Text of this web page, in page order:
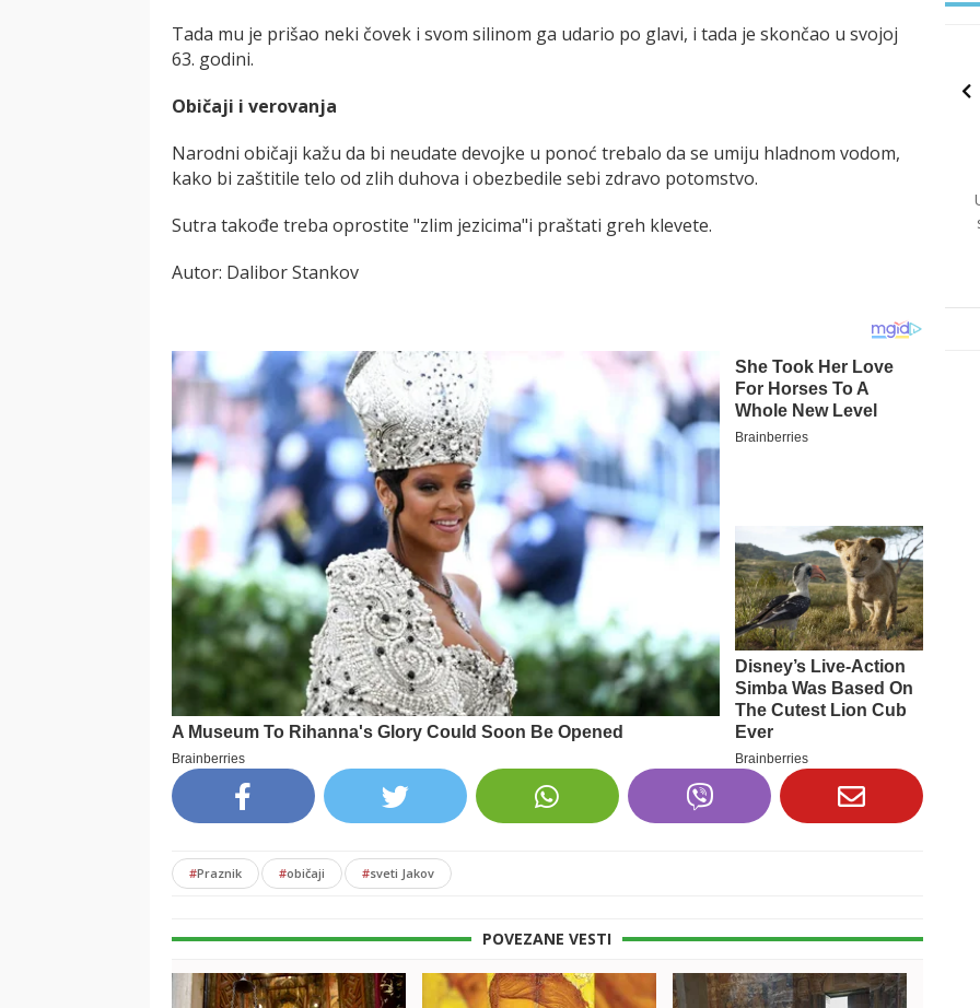
Tada mu je prišao neki čovek i svom silinom ga udario po glavi, i tada je skončao u svojoj
63. godini.
Običaji i verovanja
Narodni običaji kažu da bi neudate devojke u ponoć trebalo da se umiju hladnom vodom,
kako bi zaštitile telo od zlih duhova i obezbedile sebi zdravo potomstvo.
Sutra takođe treba oprostite "zlim jezicima"i praštati greh klevete.
Autor: Dalibor Stankov
#Praznik #običaji #sveti Jakov
POVEZANE VESTI